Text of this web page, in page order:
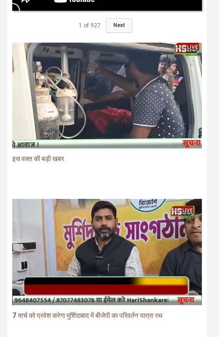
1 of 927 Next
इस वक्त की बड़ी खबर
7 मार्च को प्रवेश करेगा मुर्शिदाबाद में बीजेपी का परिवर्तन यात्रा रथ